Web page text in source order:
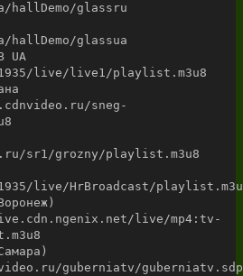
hallDemo/glassru
glassua
UA
live/live1/playlist.m3u8
sneg-
sr1/grozny/playlist.m3u8
live/HrBroadcast/
live/mp4:tv-
guberniatv/